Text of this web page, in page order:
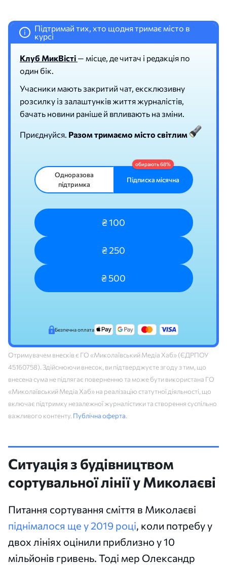
i
Підтримай тих, хто щодня тримає місто в
курсі
Клуб МикВісті — місце, де читач і редакція по
один бік.
Учасники мають закритий чат, ексклюзивну
розсилку із залаштунків життя журналістів,
бачать новини раніше й впливають на зміни.
Приєднуйся. Разом тримаємо місто світлим
Одноразова
підтримка
Підписка місячна
₴ 100
₴ 250
₴ 500
Безпечна оплата
Отримувачем внесків є ГО «Миколаївський Медіа Хаб» (ЄДРПОУ
45160758). Здійснюючи внесок, ви підтверджуєте згоду з тим, що
внесена сума не підлягає поверненню та може бути використана ГО
«Миколаївський Медіа Хаб» на реалізацію статутної діяльності, що
включає підтримку незалежної журналістики та створення суспільно
важливого контенту. Публічна оферта.
Ситуація з будівництвом
сортувальної лінії у Миколаєві
Питання сортування сміття в Миколаєві
піднімалося ще у 2019 році, коли потребу у
двох лініях оцінили приблизно у 10
мільйонів гривень. Тоді мер Олександр